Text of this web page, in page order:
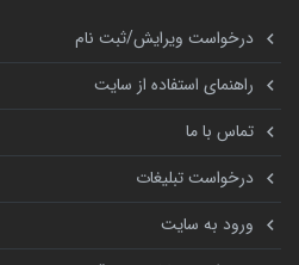
درخواست ویرایش/ثبت نام
راهنمای استفاده از سایت
تماس با ما
درخواست تبلیغات
ورود به سایت